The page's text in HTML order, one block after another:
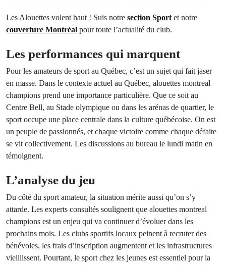
Les Alouettes volent haut ! Suis notre section Sport et notre
couverture Montréal pour toute l’actualité du club.
Les performances qui marquent
Pour les amateurs de sport au Québec, c’est un sujet qui fait jaser
en masse. Dans le contexte actuel au Québec, alouettes montreal
champions prend une importance particulière. Que ce soit au
Centre Bell, au Stade olympique ou dans les arénas de quartier, le
sport occupe une place centrale dans la culture québécoise. On est
un peuple de passionnés, et chaque victoire comme chaque défaite
se vit collectivement. Les discussions au bureau le lundi matin en
témoignent.
L’analyse du jeu
Du côté du sport amateur, la situation mérite aussi qu’on s’y
attarde. Les experts consultés soulignent que alouettes montreal
champions est un enjeu qui va continuer d’évoluer dans les
prochains mois. Les clubs sportifs locaux peinent à recruter des
bénévoles, les frais d’inscription augmentent et les infrastructures
vieillissent. Pourtant, le sport chez les jeunes est essentiel pour la